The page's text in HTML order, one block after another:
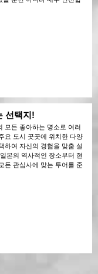
선택지!
모든 좋아하는 명소로 여러
요 도시 곳곳에 위치한 다양
하여 자신의 경험을 맞춤 설
본의 역사적인 장소부터 현
든 관심사에 맞는 투어를 준